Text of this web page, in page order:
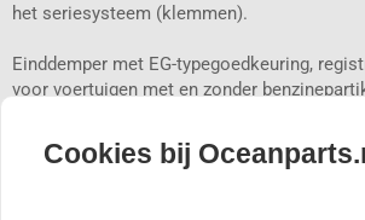
het seriesysteem (klemmen).
Einddemper met EG-typegoedkeuring,
voor voertuigen met en zonder
Serie: 3-serie sedan, 4-serie cabriolet, 4-
Modelreeks: F80, F82, F83
Cookies bij